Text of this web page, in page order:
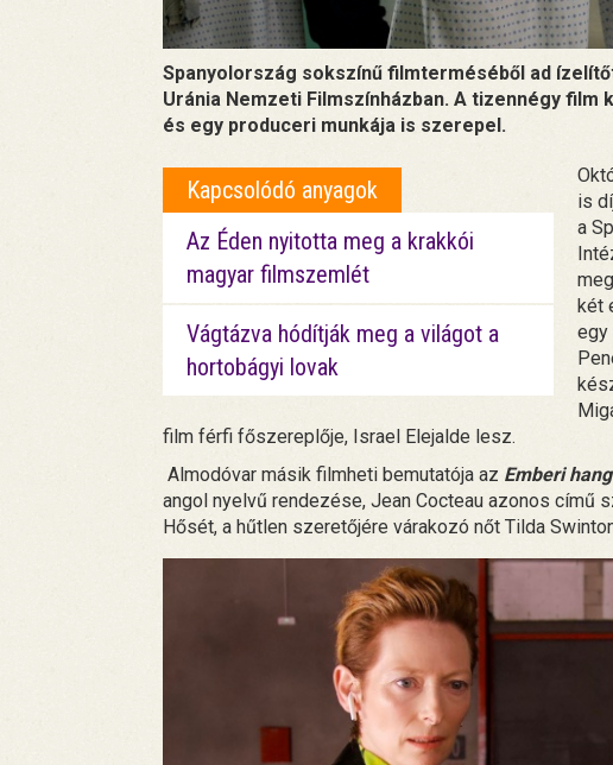
Spanyolország sokszínű filmterméséből ad
Uránia Nemzeti Filmszínházban. A tizennégy
és egy produceri munkája is szerepel.
Kapcsolódó anyagok
Az Éden nyitotta meg a krakkói
magyar filmszemlét
Vágtázva hódítják meg a világot a
hortobágyi lovak
is
a
két
egy
film férfi főszereplője, Israel Elejalde lesz.
Almodóvar másik filmheti bemutatója az Emberi hang
angol nyelvű rendezése, Jean Cocteau azonos című
Hősét, a hűtlen szeretőjére várakozó nőt Tilda